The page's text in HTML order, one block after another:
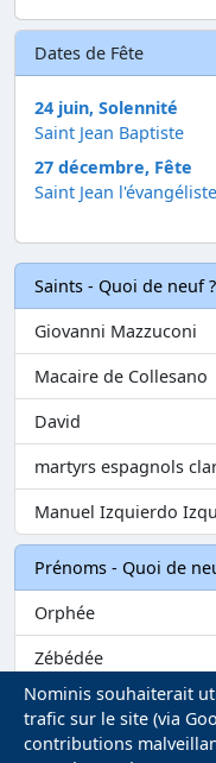
Dates de Fête
24 juin, Solennité
Saint Jean Baptiste
27 décembre, Fête
Saint Jean l'évangéliste
Saints - Quoi de neuf ?
Giovanni Mazzuconi
Macaire de Collesano
David
martyrs espagnols
Manuel Izquierdo
Prénoms - Quoi de
Orphée
Zébédée
Melvil
Matilin
Nominis souhaiterait
trafic sur le site (via
contributions